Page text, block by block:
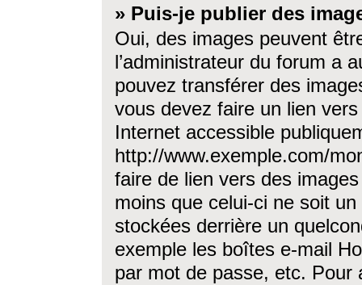
» Puis-je publier des
Oui, des images peuvent
l’administrateur du forum a
pouvez transférer des
vous devez faire un lien
Internet accessible
http://www.exemple.com/
faire de lien vers des
moins que celui-ci ne soit
stockées derrière un
exemple les boîtes e-mail
par mot de passe, etc. Pour